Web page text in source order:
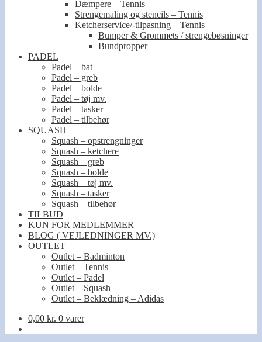
Dæmpere – Tennis
Strengemaling og stencils – Tennis
Ketcherservice/-tilpasning – Tennis
Bumper & Grommets / strengebøsninger
Bundpropper
PADEL
Padel – bat
Padel – greb
Padel – bolde
Padel – tøj mv.
Padel – tasker
Padel – tilbehør
SQUASH
Squash – opstrengninger
Squash – ketchere
Squash – greb
Squash – bolde
Squash – tøj mv.
Squash – tasker
Squash – tilbehør
TILBUD
KUN FOR MEDLEMMER
BLOG ( VEJLEDNINGER MV.)
OUTLET
Outlet – Badminton
Outlet – Tennis
Outlet – Padel
Outlet – Squash
Outlet – Beklædning – Adidas
0,00 kr. 0 varer